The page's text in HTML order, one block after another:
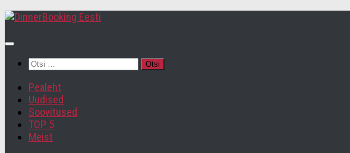
Otsi:
Pealeht
Uudised
Soovitused
TOP 5
Meist